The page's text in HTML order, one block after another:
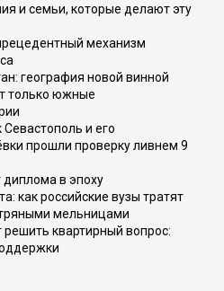
и семьи, которые делают эту
механизм
география новой винной
только южные
и его
прошли проверку ливнем 9
диплома в эпоху
как российские вузы тратят
мельницами
квартирный вопрос: